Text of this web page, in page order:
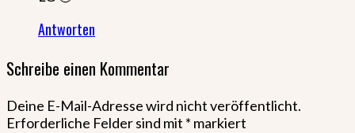
Antworten
Schreibe einen Kommentar
Deine E-Mail-Adresse wird nicht veröffentlicht.
Erforderliche Felder sind mit * markiert